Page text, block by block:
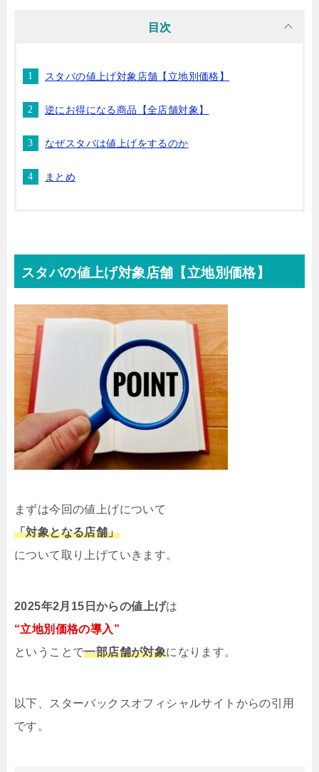
目次
スタバの値上げ対象店舗【立地別価格】
逆にお得になる商品【全店舗対象】
なぜスタバは値上げをするのか
まとめ
スタバの値上げ対象店舗【立地別価格】
まずは今回の値上げについて
「対象となる店舗」
について取り上げていきます。
2025年2月15日からの値上げは
“立地別価格の導入”
ということで一部店舗が対象になります。
以下、スターバックスオフィシャルサイトからの引用
です。